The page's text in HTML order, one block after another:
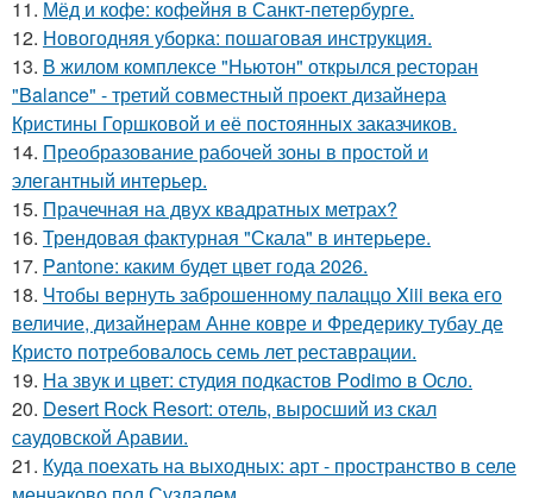
11. Мёд и кофе: кофейня в Санкт-петербурге.
12. Новогодняя уборка: пошаговая инструкция.
13. В жилом комплексе "Ньютон" открылся ресторан
"Balance" - третий совместный проект дизайнера
Кристины Горшковой и её постоянных заказчиков.
14. Преобразование рабочей зоны в простой и
элегантный интерьер.
15. Прачечная на двух квадратных метрах?
16. Трендовая фактурная "Скала" в интерьере.
17. Pantone: каким будет цвет года 2026.
18. Чтобы вернуть заброшенному палаццо Xiii века его
величие, дизайнерам Анне ковре и Фредерику тубау де
Кристо потребовалось семь лет реставрации.
19. На звук и цвет: студия подкастов Podimo в Осло.
20. Desert Rock Resort: отель, выросший из скал
саудовской Аравии.
21. Куда поехать на выходных: арт - пространство в селе